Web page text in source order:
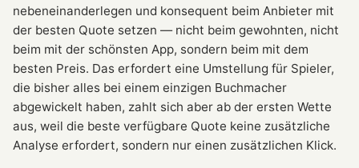
nebeneinanderlegen und konsequent beim Anbieter mit
der besten Quote setzen — nicht beim gewohnten, nicht
beim mit der schönsten App, sondern beim mit dem
besten Preis. Das erfordert eine Umstellung für Spieler,
die bisher alles bei einem einzigen Buchmacher
abgewickelt haben, zahlt sich aber ab der ersten Wette
aus, weil die beste verfügbare Quote keine zusätzliche
Analyse erfordert, sondern nur einen zusätzlichen Klick.